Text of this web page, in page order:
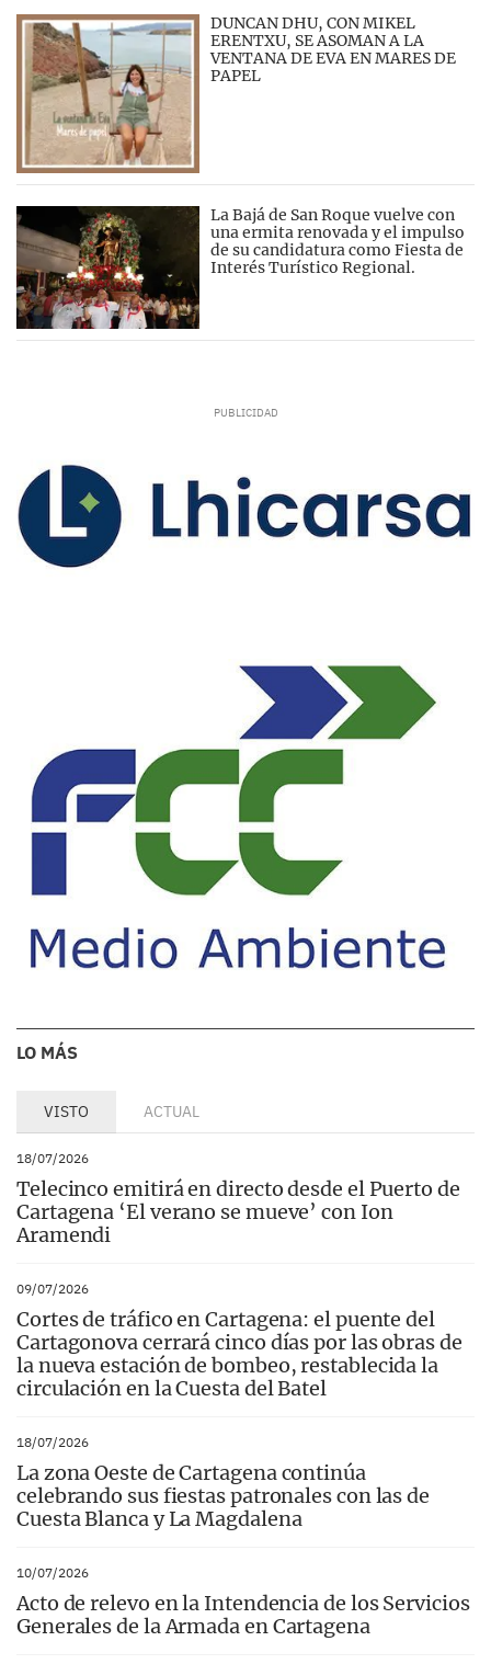
DUNCAN DHU, CON MIKEL
ERENTXU, SE ASOMAN A LA
VENTANA DE EVA EN MARES DE
PAPEL
La Bajá de San Roque vuelve con
una ermita renovada y el impulso
de su candidatura como Fiesta de
Interés Turístico Regional.
LO MÁS
VISTO ACTUAL
18/07/2026
Telecinco emitirá en directo desde el Puerto de
Cartagena ‘El verano se mueve’ con Ion
Aramendi
09/07/2026
Cortes de tráfico en Cartagena: el puente del
Cartagonova cerrará cinco días por las obras de
la nueva estación de bombeo, restablecida la
circulación en la Cuesta del Batel
18/07/2026
La zona Oeste de Cartagena continúa
celebrando sus fiestas patronales con las de
Cuesta Blanca y La Magdalena
10/07/2026
Acto de relevo en la Intendencia de los Servicios
Generales de la Armada en Cartagena